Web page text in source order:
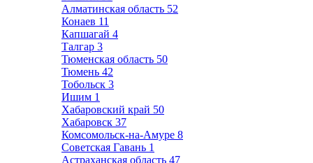
Алматинская область 52
Конаев 11
Капшагай 4
Талгар 3
Тюменская область 50
Тюмень 42
Тобольск 3
Ишим 1
Хабаровский край 50
Хабаровск 37
Комсомольск-на-Амуре 8
Советская Гавань 1
Астраханская область 47